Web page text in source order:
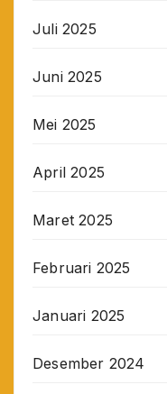
Juli 2025
Juni 2025
Mei 2025
April 2025
Maret 2025
Februari 2025
Januari 2025
Desember 2024